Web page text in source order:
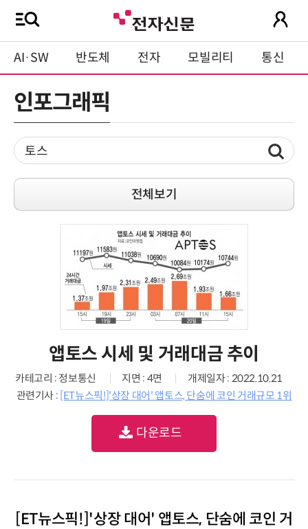
AI·SW 반도체 전자 모빌리티 통신
인포그래픽
전체보기
앱토스 시세 및 거래대금 추이
카테고리 : 정보통신 지면 : 4면
개제일자 : 2022.10.21
관련기사 : [ET뉴스픽!]'상장 대어' 앱토스, 단숨에 코인 거래규모 1위
다운로드
[ET뉴스픽!]'상장 대어' 앱토스, 단숨에 코인 거